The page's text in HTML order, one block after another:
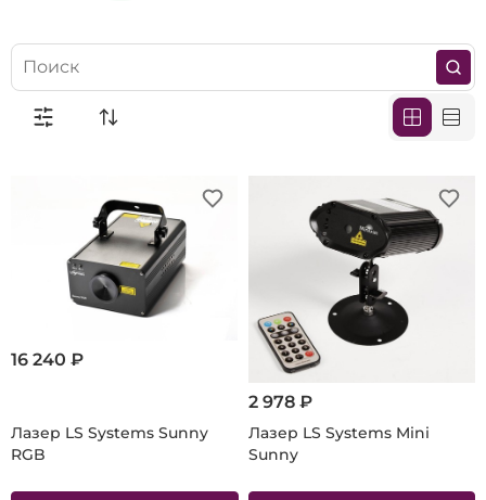
Лазер LS Systems Sunny
RGB
16 240 ₽
Лазер LS Systems Mini
Sunny
2 978 ₽